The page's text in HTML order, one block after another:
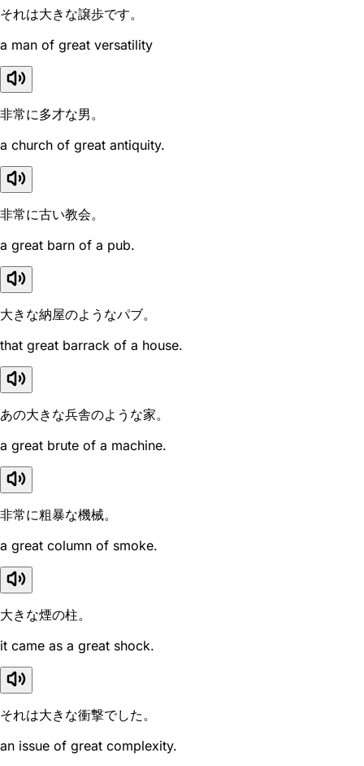
それは大きな譲歩です。
a man of great versatility
非常に多才な男。
a church of great antiquity.
非常に古い教会。
a great barn of a pub.
大きな納屋のようなパブ。
that great barrack of a house.
あの大きな兵舎のような家。
a great brute of a machine.
非常に粗暴な機械。
a great column of smoke.
大きな煙の柱。
it came as a great shock.
それは大きな衝撃でした。
an issue of great complexity.